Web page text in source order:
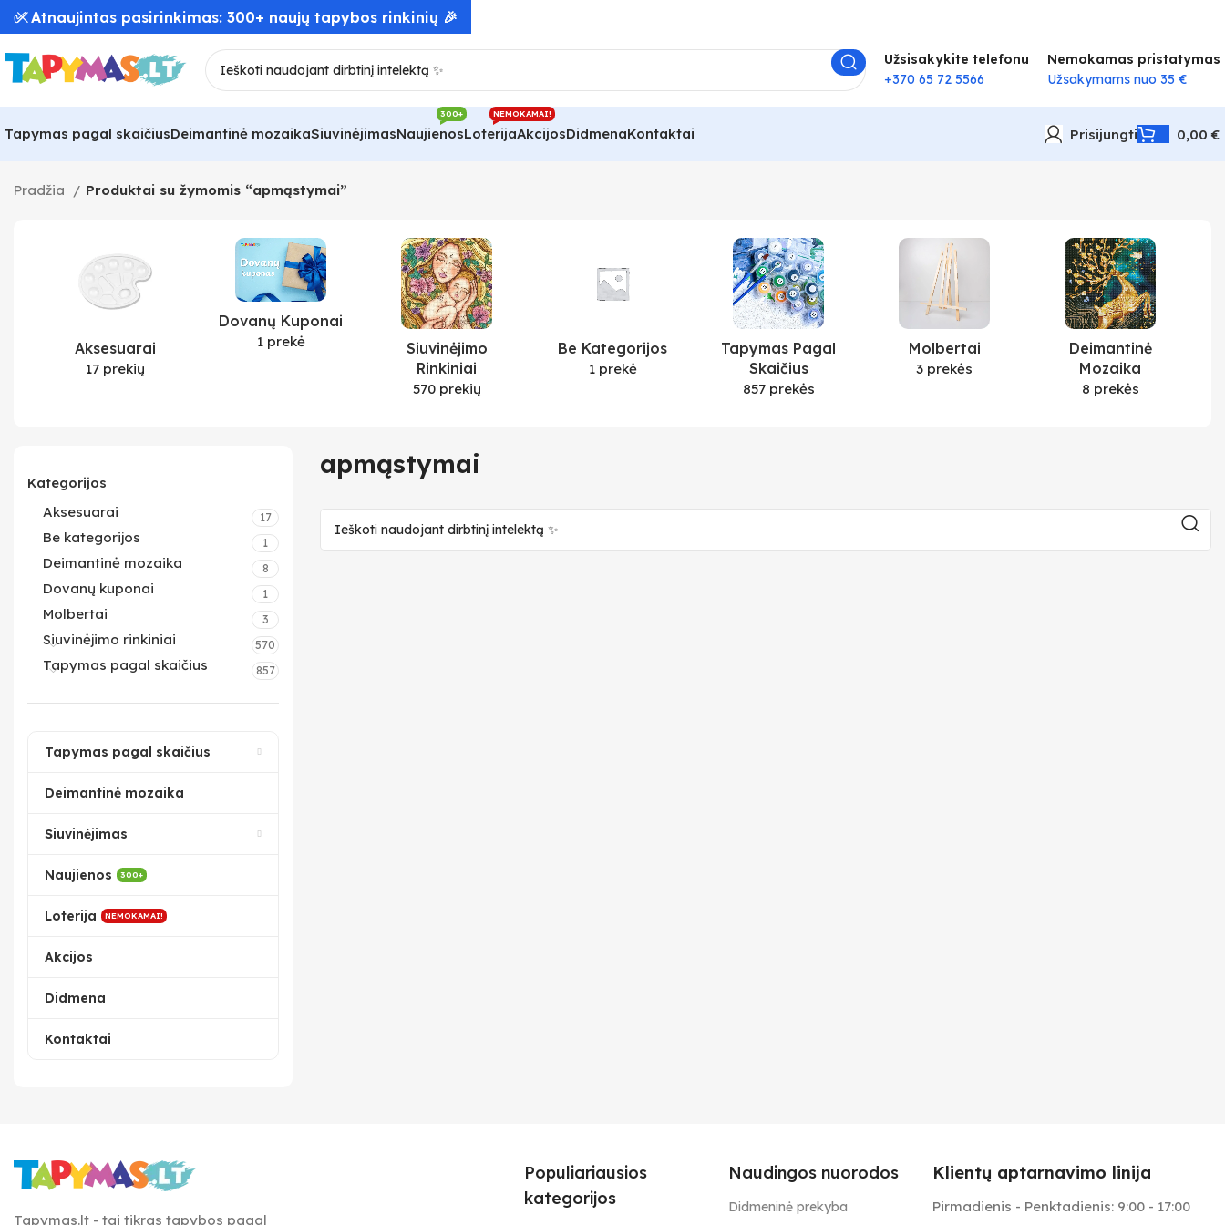
Užsisakykite telefonu
+370 65 72 5566
Nemokamas pristatymas
Užsakymams nuo 35 €
Tapymas pagal skaičiusDeimantinė mozaikaSiuvinėjimasNaujienos
300+
Loterija
NEMOKAMAI!
AkcijosDidmenaKontaktai Prisijungti 0,00€
Pradžia Produktai su žymomis “apmąstymai”
Aksesuarai
17 prekių
Dovanų Kuponai
1 prekė
Siuvinėjimo
Rinkiniai
570 prekių
Be Kategorijos
1 prekė
Tapymas Pagal
Skaičius
857 prekės
Molbertai
3 prekės
Deimantinė
Mozaika
8 prekės
Kategorijos
Aksesuarai
17
Be kategorijos 1
Deimantinė mozaika 8
Dovanų kuponai 1
Molbertai 3
Siuvinėjimo rinkiniai 570
Tapymas pagal skaičius 857
Tapymas pagal skaičius
Deimantinė mozaika
Siuvinėjimas
Naujienos 300+
Loterija NEMOKAMAI!
Akcijos
Didmena
Kontaktai
apmąstymai
Tapymas.lt - tai tikras tapybos pagal
Populiariausios
kategorijos
Naudingos nuorodos
Didmeninė prekyba
Klientų aptarnavimo linija
Pirmadienis - Penktadienis: 9:00 - 17:00
✅ Atnaujintas pasirinkimas: 300+ naujų tapybos rinkinių 🎉